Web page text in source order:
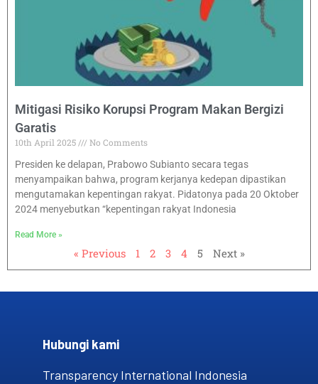
Mitigasi Risiko Korupsi Program Makan Bergizi
Garatis
10th April 2025
No Comments
Presiden ke delapan, Prabowo Subianto secara tegas
menyampaikan bahwa, program kerjanya kedepan dipastikan
mengutamakan kepentingan rakyat. Pidatonya pada 20 Oktober
2024 menyebutkan “kepentingan rakyat Indonesia
Read More »
« Previous 1 2 3 4 5 Next »
Hubungi kami​
Transparency International Indonesia